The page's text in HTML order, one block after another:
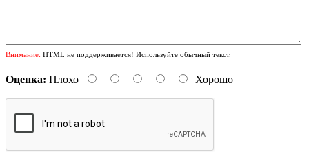
Внимание: HTML не поддерживается! Используйте обычный текст.
Оценка: Плохо Хорошо